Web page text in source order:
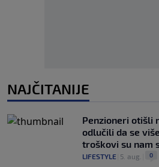
NAJČITANIJE
Penzioneri otišli
odlučili da se
troškovi su nam
LIFESTYLE 5. aug. 0